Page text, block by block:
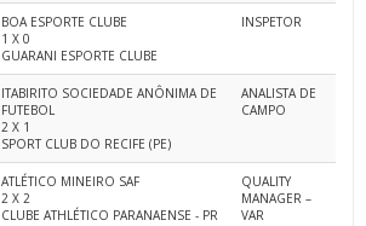
BOA ESPORTE CLUBE
1 X 0
GUARANI ESPORTE CLUBE
INSPETOR
ITABIRITO SOCIEDADE ANÔNIMA DE
FUTEBOL
2 X 1
SPORT CLUB DO RECIFE (PE)
ANALISTA DE
CAMPO
ATLÉTICO MINEIRO SAF
2 X 2
CLUBE ATHLÉTICO PARANAENSE - PR
QUALITY
MANAGER –
VAR